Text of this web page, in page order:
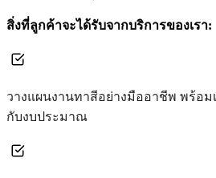
สิ่งที่ลูกค้าจะได้รับจากบริการของเรา:
วางแผนงานทาสีอย่างมืออาชีพ พร้อม
กับงบประมาณ